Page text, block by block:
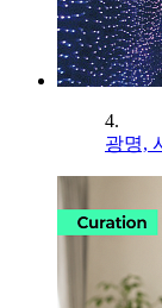
4.
광명,